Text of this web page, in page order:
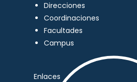
Direcciones
Coordinaciones
Facultades
Campus
Enlaces